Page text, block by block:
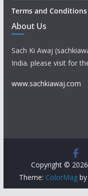
Terms and Conditions
About Us
Sach Ki Awaj
India. please visit for
www.sachkiawaj.com
Copyright © 2026
Theme: ColorMagby